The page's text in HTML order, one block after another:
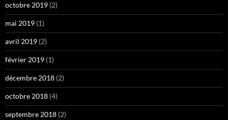
octobre 2019 (2)
mai 2019 (1)
avril 2019 (2)
février 2019 (1)
décembre 2018 (2)
octobre 2018 (4)
septembre 2018 (2)